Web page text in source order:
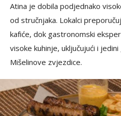
Atina je dobila podjednako
od stručnjaka. Lokalci
kafiće, dok gastronomski
visoke kuhinje, uključujući i
Mišelinove zvjezdice.